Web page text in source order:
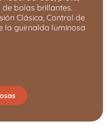
bolas brillantes.
Clásica, Control de
la guirnalda luminosa